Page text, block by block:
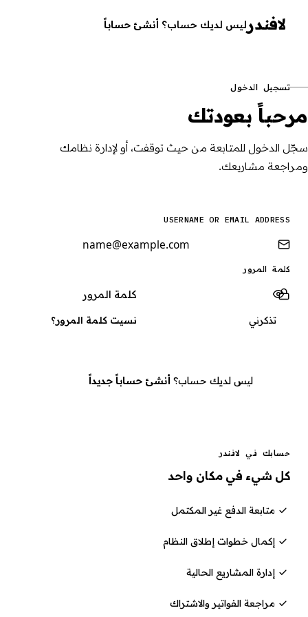
لافندر ليس لديك حساب؟ أنشئ حساباً
تسجيل الدخول
مرحباً بعودتك
سجّل الدخول للمتابعة من حيث توقفت، أو لإدارة نظامك
ومراجعة مشاريعك.
USERNAME OR EMAIL ADDRESS
كلمة المرور
تذكرني نسيت كلمة المرور؟
ليس لديك حساب؟ أنشئ حساباً جديداً
حسابك في لافندر
كل شيء في مكان واحد
متابعة الدفع غير المكتمل
إكمال خطوات إطلاق النظام
إدارة المشاريع الحالية
مراجعة الفواتير والاشتراك